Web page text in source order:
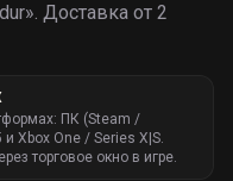
». Доставка от 2
ПК (Steam /
Xbox One / Series X|S.
торговое окно в игре.